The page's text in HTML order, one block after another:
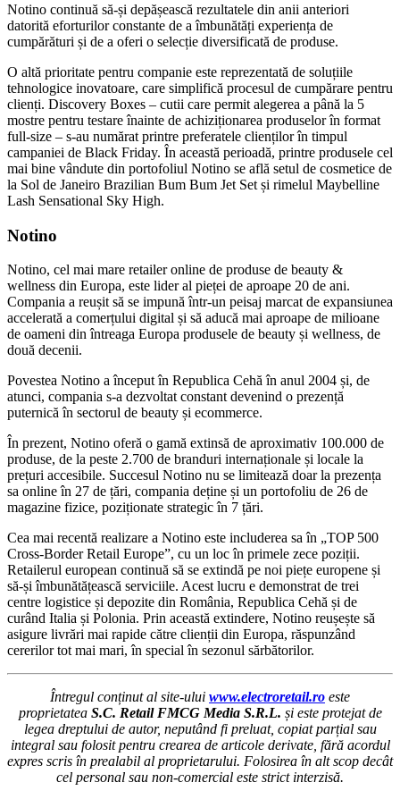
Notino continuă să-și depășească rezultatele din anii anteriori
datorită eforturilor constante de a îmbunătăți experiența de
cumpărături și de a oferi o selecție diversificată de produse.
O altă prioritate pentru companie este reprezentată de soluțiile
tehnologice inovatoare, care simplifică procesul de cumpărare pentru
clienți. Discovery Boxes – cutii care permit alegerea a până la 5
mostre pentru testare înainte de achiziționarea produselor în format
full-size – s-au numărat printre preferatele clienților în timpul
campaniei de Black Friday. În această perioadă, printre produsele cel
mai bine vândute din portofoliul Notino se află setul de cosmetice de
la Sol de Janeiro Brazilian Bum Bum Jet Set și rimelul Maybelline
Lash Sensational Sky High.
Notino
Notino, cel mai mare retailer online de produse de beauty &
wellness din Europa, este lider al pieței de aproape 20 de ani.
Compania a reușit să se impună într-un peisaj marcat de expansiunea
accelerată a comerțului digital și să aducă mai aproape de milioane
de oameni din întreaga Europa produsele de beauty și wellness, de
două decenii.
Povestea Notino a început în Republica Cehă în anul 2004 și, de
atunci, compania s-a dezvoltat constant devenind o prezență
puternică în sectorul de beauty și ecommerce.
În prezent, Notino oferă o gamă extinsă de aproximativ 100.000 de
produse, de la peste 2.700 de branduri internaționale și locale la
prețuri accesibile. Succesul Notino nu se limitează doar la prezența
sa online în 27 de țări, compania deține și un portofoliu de 26 de
magazine fizice, poziționate strategic în 7 țări.
Cea mai recentă realizare a Notino este includerea sa în „TOP 500
Cross-Border Retail Europe”, cu un loc în primele zece poziții.
Retailerul european continuă să se extindă pe noi piețe europene și
să-și îmbunătățească serviciile. Acest lucru e demonstrat de trei
centre logistice și depozite din România, Republica Cehă și de
curând Italia și Polonia. Prin această extindere, Notino reușește să
asigure livrări mai rapide către clienții din Europa, răspunzând
cererilor tot mai mari, în special în sezonul sărbătorilor.
Întregul conținut al site-ului www.electroretail.ro este
proprietatea S.C. Retail FMCG Media S.R.L. și este protejat de
legea dreptului de autor, neputând fi preluat, copiat parțial sau
integral sau folosit pentru crearea de articole derivate, fără acordul
expres scris în prealabil al proprietarului. Folosirea în alt scop decât
cel personal sau non-comercial este strict interzisă.